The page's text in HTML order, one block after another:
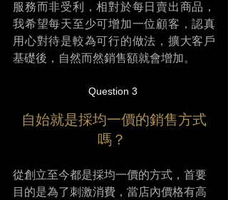
服務而非受利，相對於每日賣出商品，
我希望每天至少可增加一位顧客，認真
用心對待是較為可行的做法，擴大客戶
基礎後，自然而然銷售額就會增加。
Question 3
自始就是採均一價的銷售方式
嗎？
從創立至今都是採均一價的方式，首要
目的是為了刺激消費，當店內價格有高